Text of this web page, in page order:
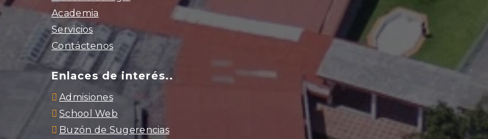
Academia
Servicios
Contáctenos
Enlaces de interés..
Admisiones
School Web
Buzón de Sugerencias